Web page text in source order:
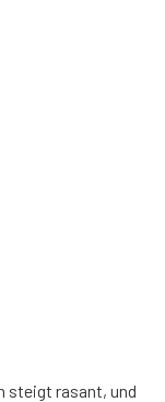
steigt rasant, und